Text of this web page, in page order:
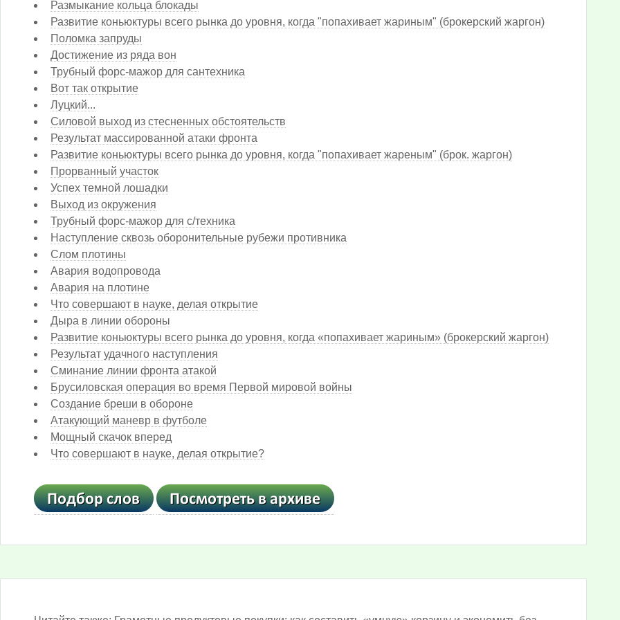
Размыкание кольца блокады
Развитие коньюктуры всего рынка до уровня, когда "попахивает жариным" (брокерский жаргон)
Поломка запруды
Достижение из ряда вон
Трубный форс-мажор для сантехника
Вот так открытие
Луцкий...
Силовой выход из стесненных обстоятельств
Результат массированной атаки фронта
Развитие коньюктуры всего рынка до уровня, когда "попахивает жареным" (брок. жаргон)
Прорванный участок
Успех темной лошадки
Выход из окружения
Трубный форс-мажор для с/техника
Наступление сквозь оборонительные рубежи противника
Слом плотины
Авария водопровода
Авария на плотине
Что совершают в науке, делая открытие
Дыра в линии обороны
Развитие коньюктуры всего рынка до уровня, когда «попахивает жариным» (брокерский жаргон)
Результат удачного наступления
Сминание линии фронта атакой
Брусиловская операция во время Первой мировой войны
Создание бреши в обороне
Атакующий маневр в футболе
Мощный скачок вперед
Что совершают в науке, делая открытие?